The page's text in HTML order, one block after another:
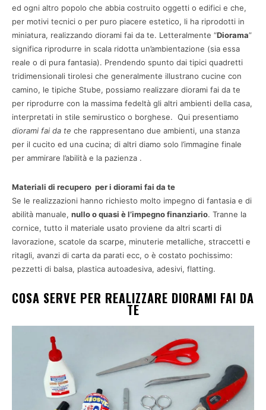
ed ogni altro popolo che abbia costruito oggetti o edifici e che,
per motivi tecnici o per puro piacere estetico, li ha riprodotti in
miniatura, realizzando diorami fai da te. Letteralmente “Diorama”
significa riprodurre in scala ridotta un’ambientazione (sia essa
reale o di pura fantasia). Prendendo spunto dai tipici quadretti
tridimensionali tirolesi che generalmente illustrano cucine con
camino, le tipiche Stube, possiamo realizzare diorami fai da te
per riprodurre con la massima fedeltà gli altri ambienti della casa,
interpretati in stile semirustico o borghese. Qui presentiamo
diorami fai da te che rappresentano due ambienti, una stanza
per il cucito ed una cucina; di altri diamo solo l’immagine finale
per ammirare l’abilità e la pazienza .
Materiali di recupero per i diorami fai da te
Se le realizzazioni hanno richiesto molto impegno di fantasia e di
abilità manuale, nullo o quasi è l’impegno finanziario. Tranne la
cornice, tutto il materiale usato proviene da altri scarti di
lavorazione, scatole da scarpe, minuterie metalliche, straccetti e
ritagli, avanzi di carta da parati ecc, o è costato pochissimo:
pezzetti di balsa, plastica autoadesiva, adesivi, flatting.
COSA SERVE PER REALIZZARE DIORAMI FAI DA
TE